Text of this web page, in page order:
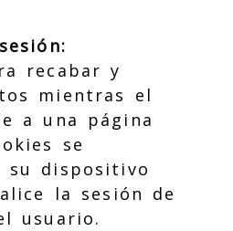
recabar y
mientras el
a una página
se
su dispositivo
la sesión de
usuario.